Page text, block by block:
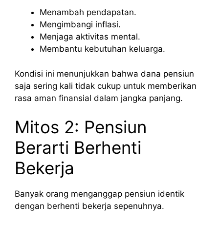
Menambah pendapatan.
Mengimbangi inflasi.
Menjaga aktivitas mental.
Membantu kebutuhan keluarga.
Kondisi ini menunjukkan bahwa dana pensiun
saja sering kali tidak cukup untuk memberikan
rasa aman finansial dalam jangka panjang.
Mitos 2: Pensiun
Berarti Berhenti
Bekerja
Banyak orang menganggap pensiun identik
dengan berhenti bekerja sepenuhnya.